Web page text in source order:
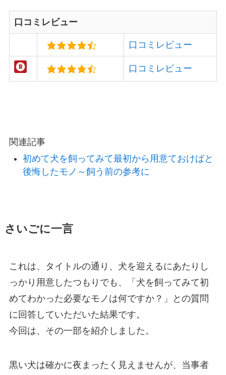
口コミレビュー
口コミレビュー
口コミレビュー
関連記事
初めて犬を飼ってみて最初から用意ておけばと
後悔したモノ～飼う前の参考に
さいごに一言
これは、タイトルの通り、犬を迎えるにあたりし
っかり用意したつもりでも、「犬を飼ってみて初
めてわかった必要なモノは何ですか？」との質問
に回答していただいた結果です。
今回は、その一部を紹介しました。
黒い犬は確かに夜まったく見えませんが、当事者